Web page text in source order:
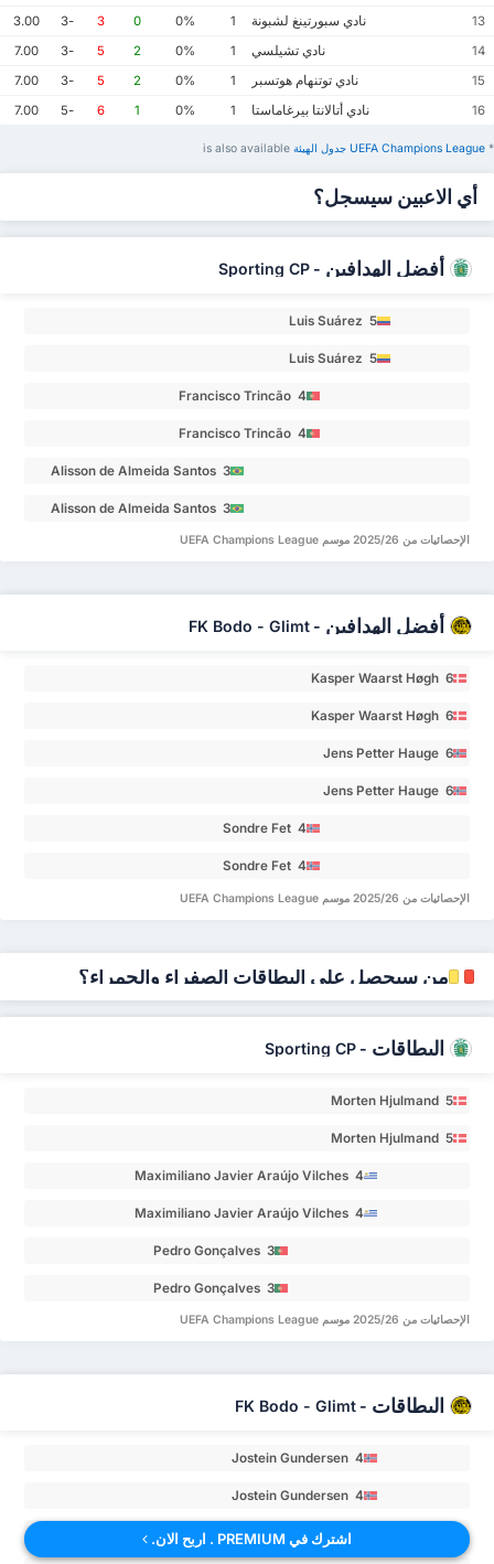
13
نادي سبورتينغ لشبونة 1
0%
0
3
-3
3.00
14
نادي تشيلسي 1
0%
2
5
-3
7.00
15
نادي توتنهام هوتسبر 1
0%
2
5
-3
7.00
16
نادي أتالانتا بيرغاماستا 1
0%
1
6
-5
7.00
* UEFA Champions League ‏جدول الهيئة
أي الاعبين سيسجل؟
أفضل الهدافين -
Sporting CP
Luis Suárez 5
Luis Suárez 5
Francisco Trincão 4
Francisco Trincão 4
Alisson de Almeida Santos 3
Alisson de Almeida Santos 3
الإحصائيات من 2025/26 موسم UEFA Champions League
أفضل الهدافين -
FK Bodo - Glimt
Kasper Waarst Høgh 6
Kasper Waarst Høgh 6
Jens Petter Hauge 6
Jens Petter Hauge 6
Sondre Fet 4
Sondre Fet 4
الإحصائيات من 2025/26 موسم UEFA Champions League
من سيحصل على البطاقات الصفراء والحمراء؟
البطاقات -
Sporting CP
Morten Hjulmand 5
Morten Hjulmand 5
Maximiliano Javier Araújo Vilches 4
Maximiliano Javier Araújo Vilches 4
Pedro Gonçalves 3
Pedro Gonçalves 3
الإحصائيات من 2025/26 موسم UEFA Champions League
البطاقات -
FK Bodo - Glimt
Jostein Gundersen 4
Jostein Gundersen 4
Patrick Berg 3 اشترك في PREMIUM . اربح الان.